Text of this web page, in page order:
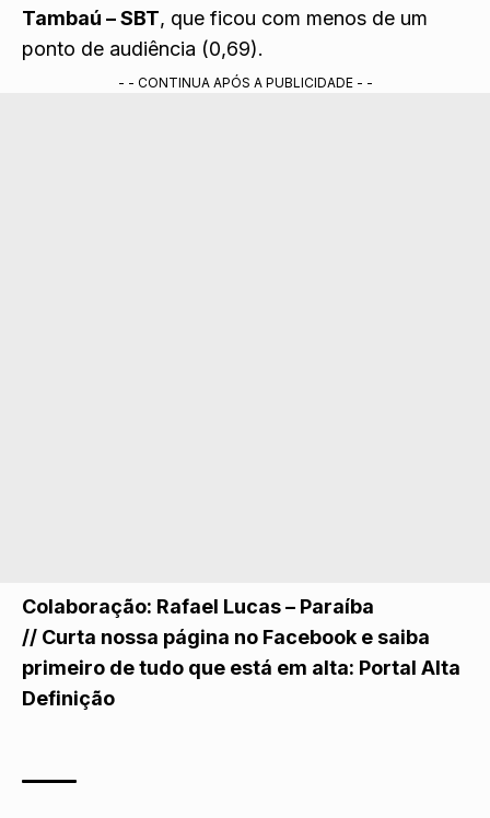
Tambaú – SBT, que ficou com menos de um
ponto de audiência (0,69).
- - CONTINUA APÓS A PUBLICIDADE - -
Colaboração: Rafael Lucas – Paraíba
// Curta nossa página no Facebook e saiba
primeiro de tudo que está em alta: Portal Alta
Definição